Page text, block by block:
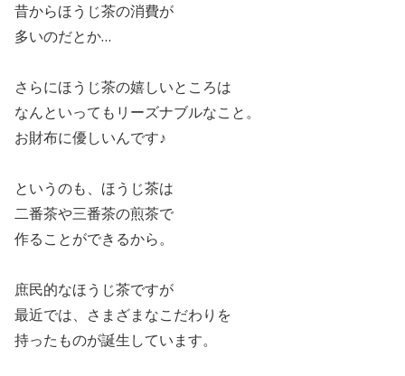
昔からほうじ茶の消費が
多いのだとか…
さらにほうじ茶の嬉しいところは
なんといってもリーズナブルなこと。
お財布に優しいんです♪
というのも、ほうじ茶は
二番茶や三番茶の煎茶で
作ることができるから。
庶民的なほうじ茶ですが
最近では、さまざまなこだわりを
持ったものが誕生しています。